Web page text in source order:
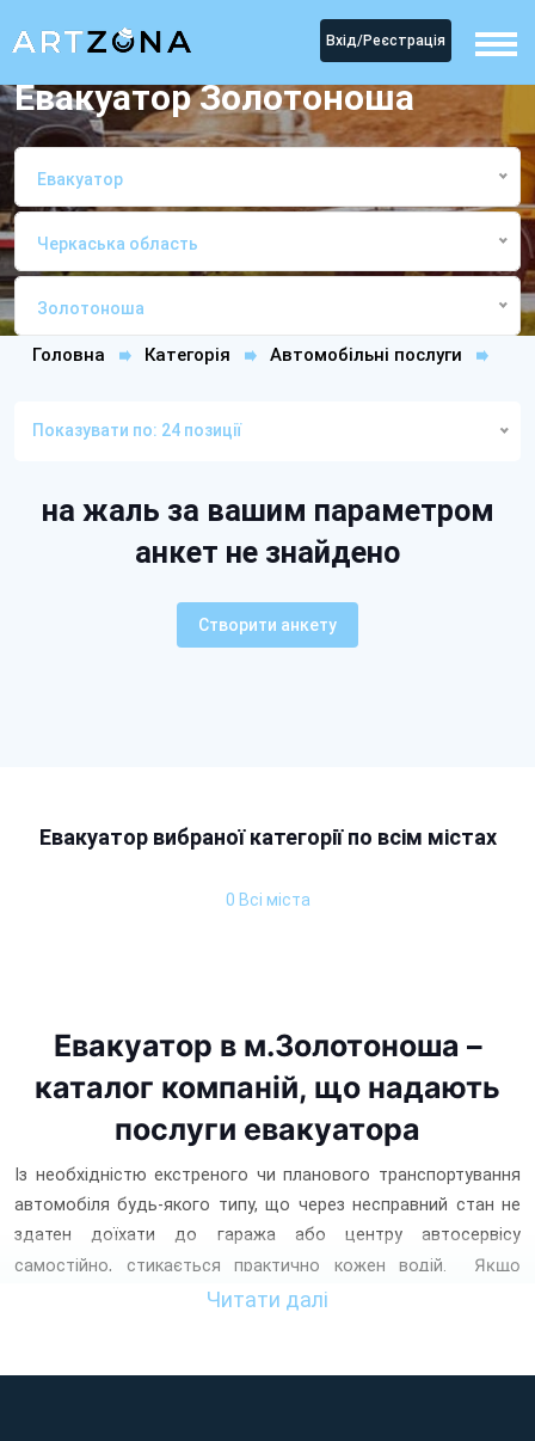
Вхід/Реєстрація
Евакуатор Золотоноша
Евакуатор
Черкаська область
Золотоноша
Головна Категорія
Автомобільні послуги
Показувати по: 24 позиції
на жаль за вашим параметром
анкет не знайдено
Створити анкету
Евакуатор вибраної категорії по всім містах
0 Всі міста
Евакуатор в м.Золотоноша –
каталог компаній, що надають
послуги евакуатора
Із необхідністю екстреного чи планового транспортування
автомобіля будь-якого типу, що через несправний стан не
здатен доїхати до гаража або центру автосервісу
самостійно, стикається практично кожен водій. Якщо
поломка легкового авто, вантажівки, засобу громадського
Читати далі